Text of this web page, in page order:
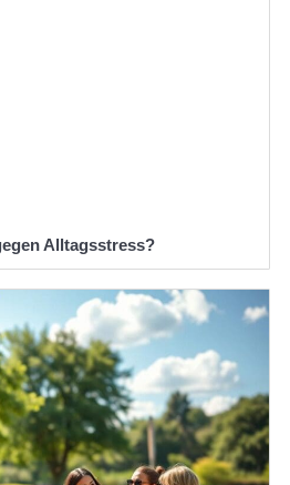
Alltagsstress?